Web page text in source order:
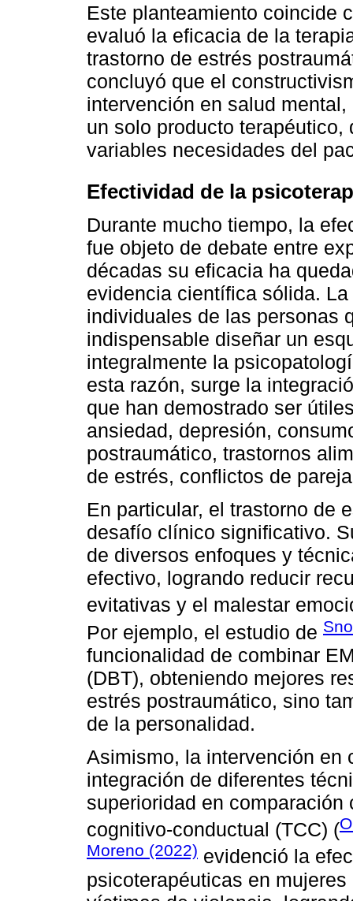
Este planteamiento coincide
evaluó la eficacia de la
trastorno de estrés
concluyó que el
intervención en salud mental,
un solo producto
variables necesidades del
Efectividad de la
Durante mucho tiempo, la
fue objeto de debate entre
décadas su eficacia ha
evidencia científica sólida.
individuales de las personas
indispensable diseñar un
integralmente la
esta razón, surge la
que han demostrado ser
ansiedad, depresión,
postraumático, trastornos
de estrés, conflictos de
En particular, el trastorno de
desafío clínico significativo.
de diversos enfoques y
efectivo, logrando reducir
evitativas y el malestar
Por ejemplo, el estudio de
funcionalidad de combinar
(DBT), obteniendo mejores
estrés postraumático, sino
de la personalidad.
Asimismo, la intervención en
integración de diferentes
superioridad en
cognitivo-conductual (TCC) (
Moreno (2022) evidenció la
psicoterapéuticas en